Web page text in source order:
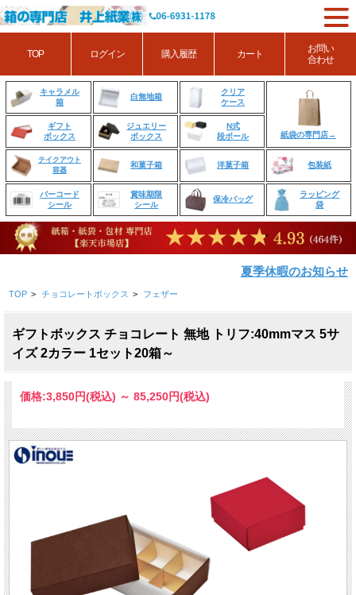
キャラメル
箱
白無地箱
クリア
ケース
紙袋の専門店→
ギフト
ボックス
ジュエリー
ボックス
N式
段ボール
テイクアウト
容器
和菓子箱 洋菓子箱 包装紙
バーコード
シール
賞味期限
シール
保冷バッグ
ラッピング
袋
夏季休暇のお知らせ
TOP > チョコレートボックス > フェザー
ギフトボックス チョコレート 無地 トリフ:40mmマス 5サ
イズ 2カラー 1セット20箱～
価格:3,850円(税込) ～ 85,250円(税込)
TOP ログイン 購入履歴 カート
お問い
合わせ